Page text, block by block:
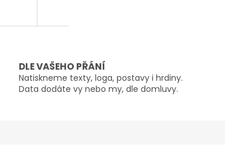
DLE VAŠEHO PŘÁNÍ
Natiskneme texty, loga, postavy i hrdiny.
Data dodáte vy nebo my, dle domluvy.